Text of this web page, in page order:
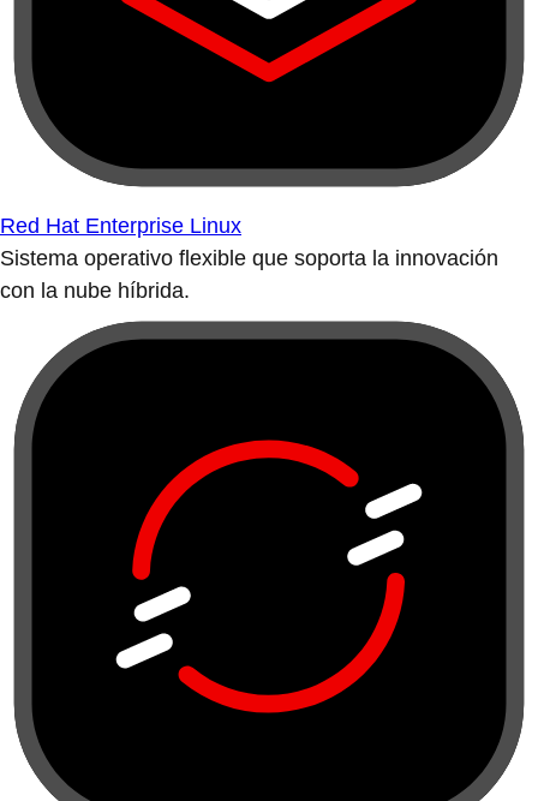
Red Hat Enterprise Linux
Sistema operativo flexible que soporta la innovación
con la nube híbrida.